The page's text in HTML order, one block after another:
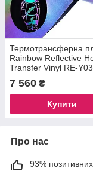
Термотрансферна
Rainbow Reflective
Transfer Vinyl RE-Y03,
7 560 ₴
Купити
Про нас
93% позитивних